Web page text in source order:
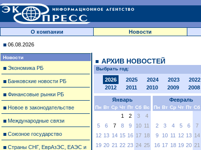
О компании Новости
06.08.2026
Новости
Экономика РБ
Банковские новости РБ
Финансовые рынки РБ
Новое в законодательстве
Международные связи
Союзное государство
Страны СНГ, ЕврАзЭС, ЕАЭС и
АРХИВ НОВОСТЕЙ
Выбрать год:
2026 2025 2024 2023 2022
2012
2011 2010 2009 2008
Январь
Пн Вт Ср Чт Пт Сб Вс
1 2 3
4
5
6 7 8 9 10 11
12 13 14 15 16 17 18
19 20 21 22 23 24 25
Февраль
Пн Вт Ср Чт Пт Сб
2
3 4 5 6 7
9
10 11 12 13 14
16 17 18 19 20 21